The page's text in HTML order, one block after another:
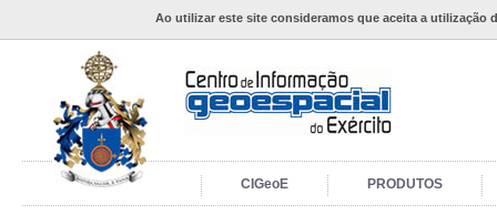
Ao utilizar este site consideramos que aceita a utilização
CIGeoE PRODUTOS